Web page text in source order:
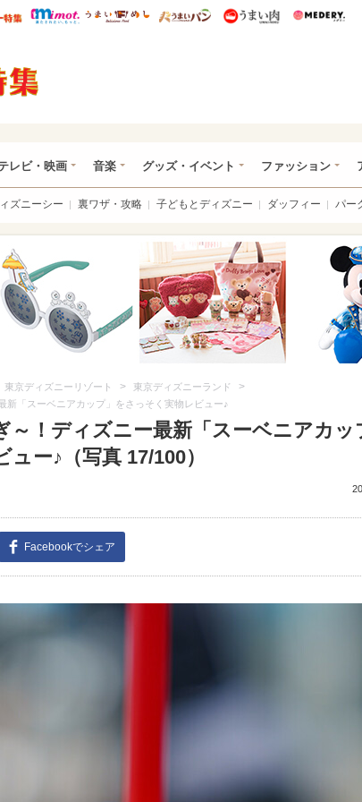
* ウレぴあ総研 ディズニー特集
mimot. うまいめし うまいパン うまい肉
レビ・映画 音楽 グッズ・イベント ファッション
ズニーシー 裏ワザ・攻略 子どもとディズニー ダッフィー パー
東京ディズニーリゾート > 東京ディズニーランド >
新「スーベニアカップ」をさっそく実物レビュー♪
～！ディズニー最新「スーベニアカッ
ー♪（写真 17/100）
Facebookでシェア